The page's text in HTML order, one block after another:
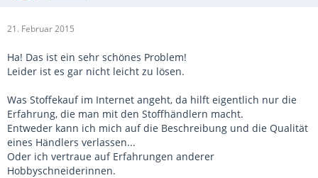
21. Februar 2015
Ha! Das ist ein sehr schönes Problem!
Leider ist es gar nicht leicht zu lösen.
Was Stoffekauf im Internet angeht, da hilft eigentlich nur die
Erfahrung, die man mit den Stoffhändlern macht.
Entweder kann ich mich auf die Beschreibung und die Qualität
eines Händlers verlassen...
Oder ich vertraue auf Erfahrungen anderer
Hobbyschneiderinnen.